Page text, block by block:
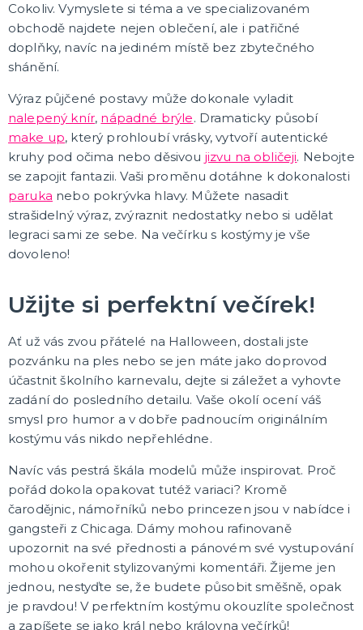
Zvířátka
Doplňky pro děti
DALŠÍ KATEGORIE
DOPLŇKY KE KOSTÝMŮM
Brýle
Další doplňky
Piráti a námořníci
Kovbojové a indiáni
Punčochy, legíny, podvazky, rukavice
Kontaktní čočky - barevné
Dočasné tetování
Umělé řasy
Tylové sukénky
Péřová boa
Doktoři a sestřičky
Prohibice a mafiáni
Hippie a retro
Uniformy
Prague Pride
Zvířátka
Uši a nosy
Křídla
Zbraně, brnění a helmy
Klauni
Hole, hůlky a košťata
Nafukovací doplňky
Párty poncha
Vějíře
Cesta kolem světa
Vtipné roušky
DALŠÍ KATEGORIE
KARNEVALOVÉ MASKY
Strašidelné masky
Dětské masky
Škrabošky
Gumové masky
Papírové masky
DALŠÍ KATEGORIE
Bytové a módní doplňky s potiskem
Polštáře
Šerpy
Nažehlovačky
Trička s potiskem
Dárky pro ženy
Dárky pro muže
Hrníčky
Placky
Papírová přáníčka
DALŠÍ KATEGORIE
PÁRTY DOPLŇKY
Šerpy s potiskem
Svíčky
Zápichy do dortu
Balónky a svíčky
Helium
Girlandy a dekorace
Svatební dekorace
Narozeninové doplňky a dekorace
Párty nádobí
Párty brčka
Fotokoutek
Dárková balení
Párty pro miminka
Svítící dekorace
Stuhy a stužky
DALŠÍ KATEGORIE
BALÓNKY
Doplňky k balónkům
Hélium
Fóliové balónky
Latexové balónky
Obří balónky
Nafukovací písmena, čísla a znaky
DALŠÍ KATEGORIE
STOLNÍ HRY
Cokoliv. Vymyslete si téma a ve specializovaném
obchodě najdete nejen oblečení, ale i patřičné
doplňky, navíc na jediném místě bez zbytečného
shánění.
Výraz půjčené postavy může dokonale vyladit
nalepený knír, nápadné brýle. Dramaticky působí
make up, který prohloubí vrásky, vytvoří autentické
kruhy pod očima nebo děsivou jizvu na obličeji. Nebojte
se zapojit fantazii. Vaši proměnu dotáhne k dokonalosti
paruka nebo pokrývka hlavy. Můžete nasadit
strašidelný výraz, zvýraznit nedostatky nebo si udělat
legraci sami ze sebe. Na večírku s kostýmy je vše
dovoleno!
Užijte si perfektní večírek!
Ať už vás zvou přátelé na Halloween, dostali jste
pozvánku na ples nebo se jen máte jako doprovod
účastnit školního karnevalu, dejte si záležet a vyhovte
zadání do posledního detailu. Vaše okolí ocení váš
smysl pro humor a v dobře padnoucím originálním
kostýmu vás nikdo nepřehlédne.
Navíc vás pestrá škála modelů může inspirovat. Proč
pořád dokola opakovat tutéž variaci? Kromě
čarodějnic, námořníků nebo princezen jsou v nabídce i
gangsteři z Chicaga. Dámy mohou rafinovaně
upozornit na své přednosti a pánovém své vystupování
mohou okořenit stylizovanými komentáři. Žijeme jen
jednou, nestyďte se, že budete působit směšně, opak
je pravdou! V perfektním kostýmu okouzlíte společnost
a zapíšete se jako král nebo královna večírků!